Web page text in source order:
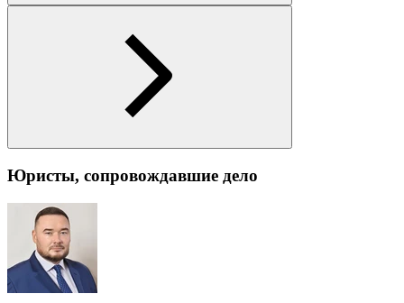
Юристы, сопровождавшие дело